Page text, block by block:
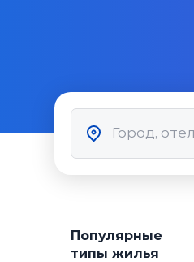
Популярные
типы жилья